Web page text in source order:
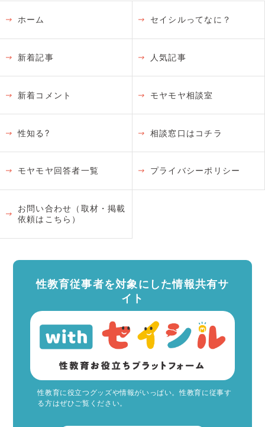
ホーム セイシルってなに？
新着記事 人気記事
新着コメント モヤモヤ相談室
性知る? 相談窓口はコチラ
モヤモヤ回答者一覧 プライバシーポリシー
お問い合わせ（取材・掲載
依頼はこちら）
性教育従事者を対象にした情報共有サ
イト
性教育に役立つグッズや情報がいっぱい。性教育に従事す
る方はぜひご覧ください。